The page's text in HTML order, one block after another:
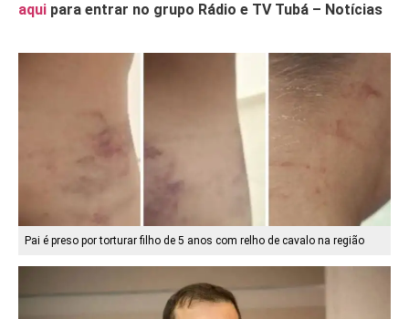
aqui para entrar no grupo Rádio e TV Tubá – Notícias
Pai é preso por torturar filho de 5 anos com relho de cavalo na região